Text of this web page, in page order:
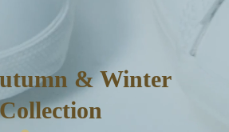
& Winter